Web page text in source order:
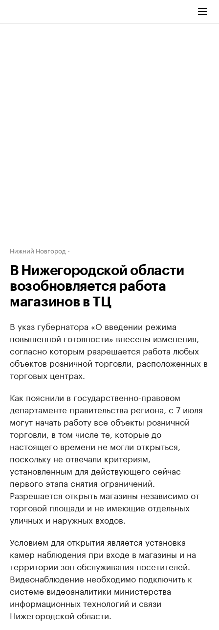
Нижний Новгород
В Нижегородской области
возобновляется работа
магазинов в ТЦ
В указ губернатора «О введении режима
повышенной готовности» внесены изменения,
согласно которым разрешается работа любых
объектов розничной торговли, расположенных в
торговых центрах.
Как пояснили в государственно-правовом
департаменте правительства региона, с 7 июля
могут начать работу все объекты розничной
торговли, в том числе те, которые до
настоящего времени не могли открыться,
поскольку не отвечали критериям,
установленным для действующего сейчас
первого этапа снятия ограничений.
Разрешается открыть магазины независимо от
торговой площади и не имеющие отдельных
уличных и наружных входов.
Условием для открытия является установка
камер наблюдения при входе в магазины и на
территории зон обслуживания посетителей.
Видеонаблюдение необходимо подключить к
системе видеоаналитики министерства
информационных технологий и связи
Нижегородской области.